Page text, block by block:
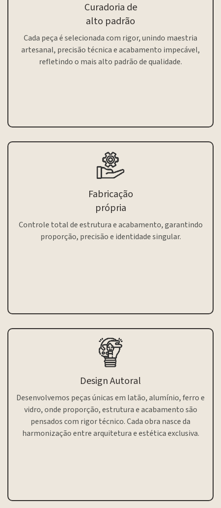
Curadoria de
alto padrão
Cada peça é selecionada com rigor, unindo maestria
artesanal, precisão técnica e acabamento impecável,
refletindo o mais alto padrão de qualidade.
Fabricação
própria
Controle total de estrutura e acabamento, garantindo
proporção, precisão e identidade singular.
Design Autoral
Desenvolvemos peças únicas em latão, alumínio, ferro e
vidro, onde proporção, estrutura e acabamento são
pensados com rigor técnico. Cada obra nasce da
harmonização entre arquitetura e estética exclusiva.